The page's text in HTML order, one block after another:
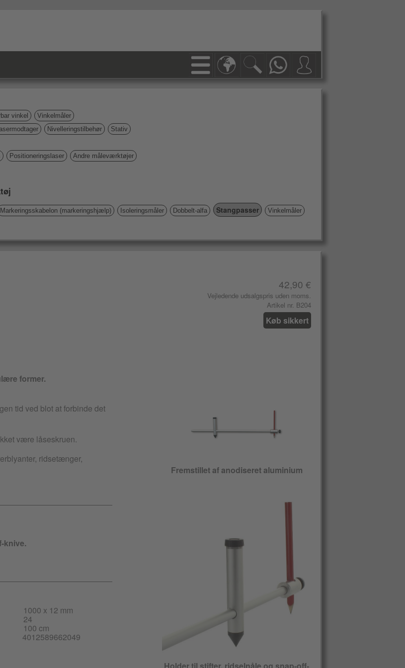
vinkel
Vinkelmåler
Nivelleringstilbehør
Stativ
Positioneringslaser
Andre måleværktøjer
Markeringsskabelon (markeringshjælp) Isoleringsmåler Dobbelt-alfa Stangpasser
Vinkelmåler
42,90 €
Vejledende udsalgspris uden moms.
Artikel nr. B204
Køb sikkert
former.
tid ved blot at forbinde det
være låseskruen.
ridsetænger,
knive.
1000 x 12 mm
24
100 cm
4012589662049
Fremstillet af anodiseret aluminium